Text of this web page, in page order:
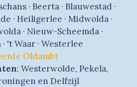
· Beerta · Blauwestad ·
· Heiligerlee · Midwolda ·
· Nieuw-Scheemda ·
't Waar · Westerlee
Oldambt
: Westerwolde, Pekela,
en Delfzijl